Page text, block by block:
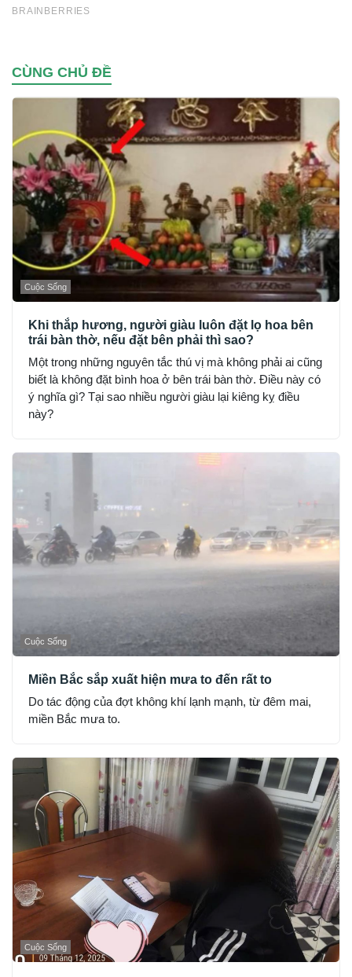
CÙNG CHỦ ĐỀ
Cuộc Sống
Khi thắp hương, người giàu luôn đặt lọ hoa bên
trái bàn thờ, nếu đặt bên phải thì sao?
Một trong những nguyên tắc thú vị mà không phải ai cũng
biết là không đặt bình hoa ở bên trái bàn thờ. Điều này có
ý nghĩa gì? Tại sao nhiều người giàu lại kiêng kỵ điều
này?
Cuộc Sống
Miền Bắc sắp xuất hiện mưa to đến rất to
Do tác động của đợt không khí lạnh mạnh, từ đêm mai,
miền Bắc mưa to.
Cuộc Sống